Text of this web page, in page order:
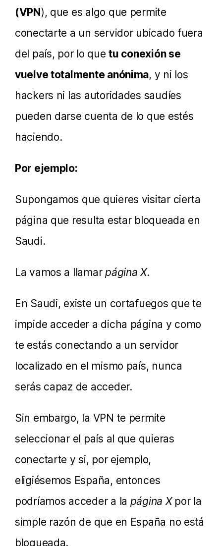
(VPN), que es algo que permite
conectarte a un servidor ubicado fuera
del país, por lo quetu conexión se
vuelve totalmente anónima, y ni los
hackers ni las autoridades saudíes
pueden darse cuenta de lo que estés
haciendo.
Por ejemplo:
Supongamos que quieres visitar cierta
página que resulta estar bloqueada en
Saudi.
La vamos a llamarpágina X.
En Saudi, existe un cortafuegos que te
impide acceder a dicha página y como
te estás conectando a un servidor
localizado en el mismo país, nunca
serás capaz de acceder.
Sin embargo, la VPN te permite
seleccionar el país al que quieras
conectarte y si, por ejemplo,
eligiésemos España, entonces
podríamos acceder a la página Xpor la
simple razón de que en España no está
bloqueada.